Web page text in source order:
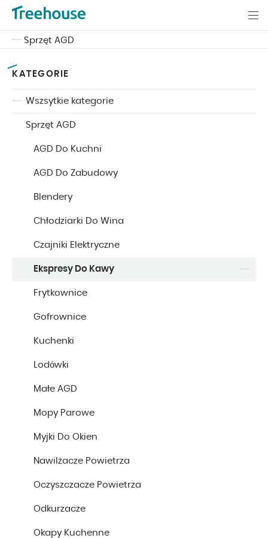
Sprzęt AGD
KATEGORIE
Wszsytkie kategorie
Sprzęt AGD
AGD Do Kuchni
AGD Do Zabudowy
Blendery
Chłodziarki Do Wina
Czajniki Elektryczne
Ekspresy Do Kawy
Frytkownice
Gofrownice
Kuchenki
Lodówki
Małe AGD
Mopy Parowe
Myjki Do Okien
Nawilżacze Powietrza
Oczyszczacze Powietrza
Odkurzacze
Okapy Kuchenne